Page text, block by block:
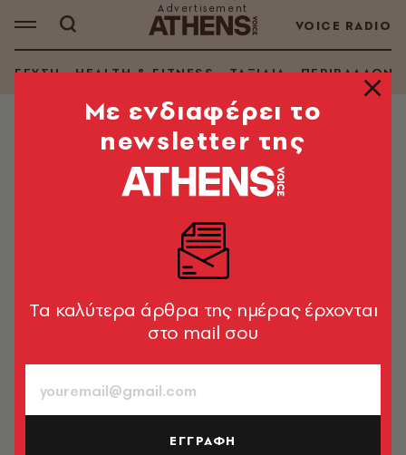
VOICE RADIO
ΓΕΥΣΗ HEALTH & FITNESS ΤΑΞΙΔΙΑ ΠΕΡΙΒΑΛΛΟΝ
ΑΥΤΟΚΙΝΗΣΗ
Η Tesla στην Ελλάδα!
Ποια είναι η ουσιαστική σημασία της ενέργειας
Θωμάς K. Ευθυμίου
2’ ΔΙΑΒΑΣΜΑ
Mε ενδιαφέρει το
newsletter της
Tα καλύτερα άρθρα της ημέρας έρχονται
στο mail σου
ΕΓΓΡΑΦΗ